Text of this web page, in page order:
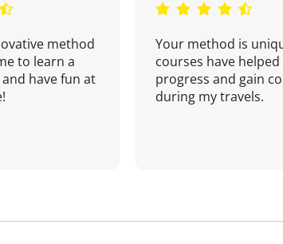
method
to learn a
have fun at
Your method is
courses have
progress and gain
during my travels.